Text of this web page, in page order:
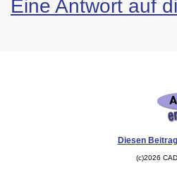
Eine Antwort auf
Diesen
(c)2026